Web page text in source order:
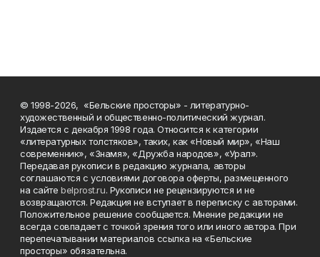
© 1998-2026, «Бельские просторы» - литературно-
художественный и общественно-политический журнал.
Издается с декабря 1998 года. Относится к категории
«литературных толстяков», таких, как «Новый мир», «Наш
современник», «Знамя», «Дружба народов», «Урал».
Передавая рукописи в редакцию журнала, авторы
соглашаются с условиями договора оферты, размещенного
на сайтеbelprost.ru. Рукописи не рецензируются и не
возвращаются. Редакция не вступает в переписку с авторами.
Положительное решение сообщается. Мнение редакции не
всегда совпадает с точкой зрения того или иного автора. При
перепечатывании материалов ссылка на «Бельские
просторы» обязательна.